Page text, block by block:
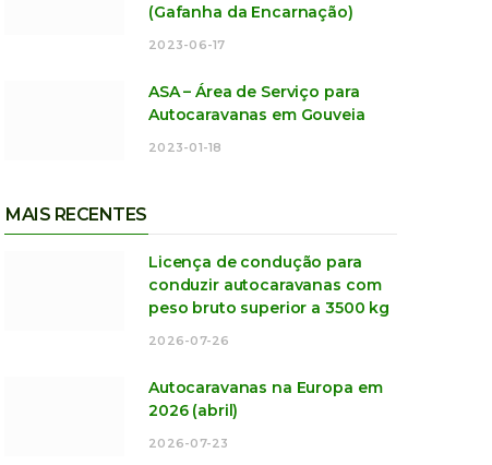
(Gafanha da Encarnação)
2023-06-17
ASA – Área de Serviço para
Autocaravanas em Gouveia
2023-01-18
MAIS RECENTES
Licença de condução para
conduzir autocaravanas com
peso bruto superior a 3500 kg
2026-07-26
Autocaravanas na Europa em
2026 (abril)
2026-07-23